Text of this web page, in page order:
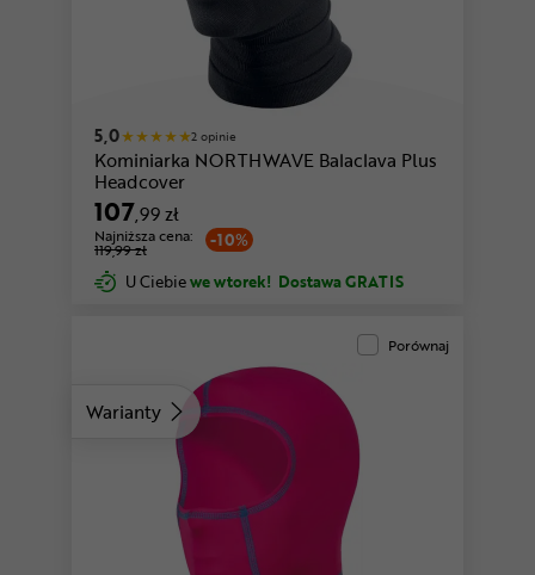
5,0 2 opinie
Kominiarka NORTHWAVE Balaclava Plus
Headcover
107,99 zł
-10%
Najniższa cena:
119,99 zł
U Ciebiewe wtorek! Dostawa GRATIS
Warianty
Porównaj